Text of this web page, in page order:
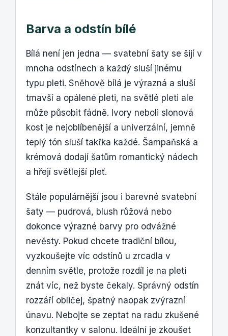
Barva a odstín bílé
Bílá není jen jedna — svatební šaty se šijí v
mnoha odstínech a každý sluší jinému
typu pleti. Sněhově bílá je výrazná a sluší
tmavší a opálené pleti, na světlé pleti ale
může působit fádně. Ivory neboli slonová
kost je nejoblíbenější a univerzální, jemně
teplý tón sluší takřka každé. Šampaňská a
krémová dodají šatům romantický nádech
a hřejí světlejší pleť.
Stále populárnější jsou i barevné svatební
šaty — pudrová, blush růžová nebo
dokonce výrazné barvy pro odvážné
nevěsty. Pokud chcete tradiční bílou,
vyzkoušejte víc odstínů u zrcadla v
denním světle, protože rozdíl je na pleti
znát víc, než byste čekaly. Správný odstín
rozzáří obličej, špatný naopak zvýrazní
únavu. Nebojte se zeptat na radu zkušené
konzultantky v salonu. Ideální je zkoušet